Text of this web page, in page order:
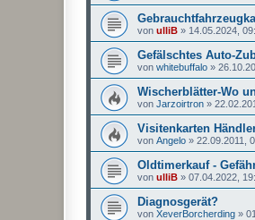
von ulliB » 14.05.2024,
Gefälschtes Auto-
von whitebuffalo »
Wischerblätter-Wo
von Jarzoirtron »
Visitenkarten
von Angelo » 22.09.2011,
Oldtimerkauf -
von ulliB » 07.04.2022,
Diagnosgerät?
von XeverBorcherding »